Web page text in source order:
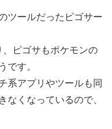
ツールだったピゴサー
ピゴサもポケモンの
です。
系アプリやツールも同
なくなっているので、